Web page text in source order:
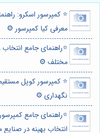
⭐️ کمپرسور اسکرو:
معرفی کیا کمپرسور ⚙️
⭐️راهنمای جامع
مختلف ⚙️
⭐️ کمپرسور کوپل
نگهداری ⚙️
⭐️راهنمای جامع
انتخاب بهینه در